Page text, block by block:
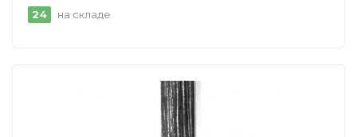
24 на складе